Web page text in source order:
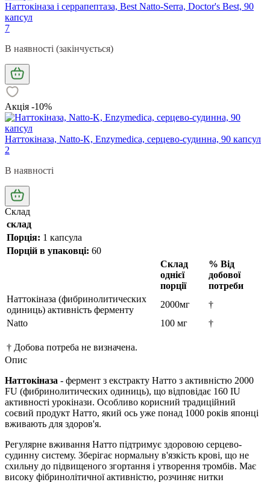
Наттокіназа і серрапептаза, Best Natto-Serra, Doctor's Best, 90
капсул
7
В наявності (закінчується)
Акція -10%
Наттокіназа, Natto-K, Enzymedica, серцево-судинна, 90 капсул
2
В наявності
Склад
склад
Порція: 1 капсула
Порцій в упаковці: 60
Склад
однієї
порції
% Від
добової
потреби
Наттокіназа (фибринолитических
одиниць) активність ферменту
2000мг
†
Natto
100 мг †
† Добова потреба не визначена.
Опис
Наттокіназа - фермент з екстракту Натто з активністю 2000
FU (фибринолитических одиниць), що відповідає 160 IU
активності урокінази. Особливо корисний традиційний
соєвий продукт Натто, який ось уже понад 1000 років японці
вживають для здоров'я.
Регулярне вживання Натто підтримує здоровою серцево-
судинну систему. Зберігає нормальну в'язкість крові, що не
схильну до підвищеного згортання і утворення тромбів. Має
високу фібринолітичної активністю, розчиняє нитки